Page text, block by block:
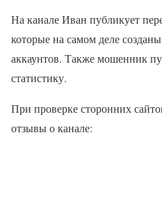
На канале Иван публикует
которые на самом деле
аккаунтов. Также мошенник
статистику.
При проверке сторонних
отзывы о канале: